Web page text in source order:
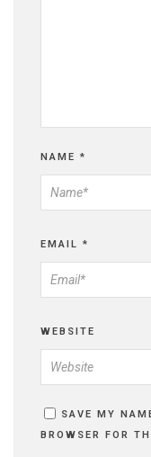
NAME *
EMAIL *
WEBSITE
SAVE MY
BROWSER FOR